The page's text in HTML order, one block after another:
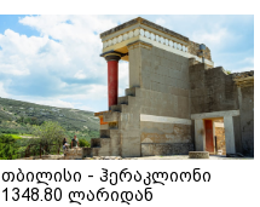
თბილისი - ჰერაკლიონი
1348.80 ლარიდან